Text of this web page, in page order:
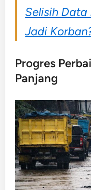
Selisih Data
Jadi
Progres
Panjang